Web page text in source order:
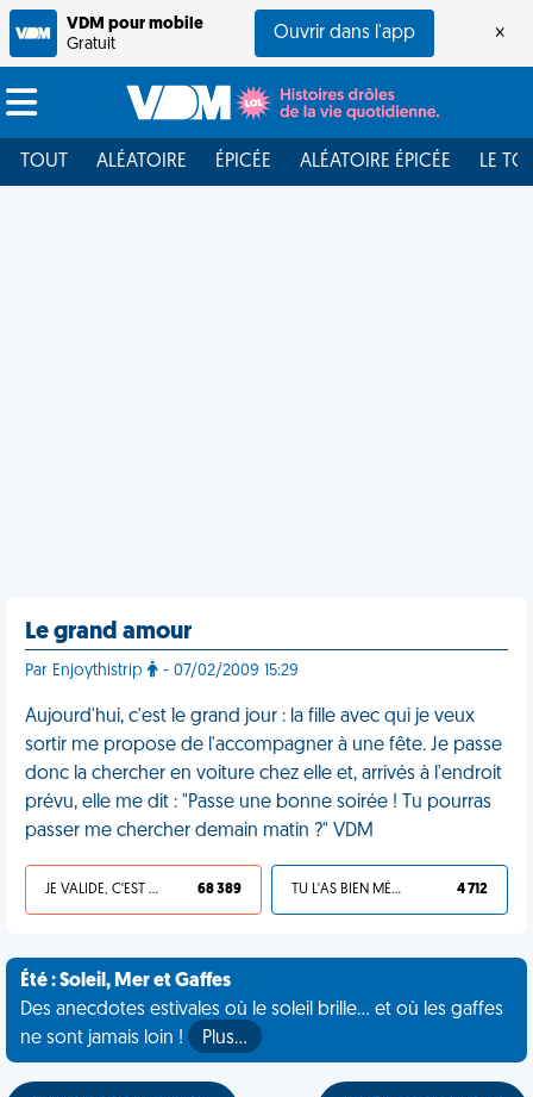
VDM pour mobile
Gratuit
Ouvrir dans l'app ×
TOUT ALÉATOIRE ÉPICÉE ALÉATOIRE ÉPICÉE LE
Le grand amour
Par Enjoythistrip - 07/02/2009 15:29
Aujourd'hui, c'est le grand jour : la fille avec qui je veux
sortir me propose de l'accompagner à une fête. Je passe
donc la chercher en voiture chez elle et, arrivés à l'endroit
prévu, elle me dit : "Passe une bonne soirée ! Tu pourras
passer me chercher demain matin ?" VDM
JE VALIDE, C'EST UNE VDM 68 389 TU L'AS BIEN MÉRITÉ 4 712
Été : Soleil, Mer et Gaffes
Des anecdotes estivales où le soleil brille... et où les gaffes
ne sont jamais loin !
Plus…